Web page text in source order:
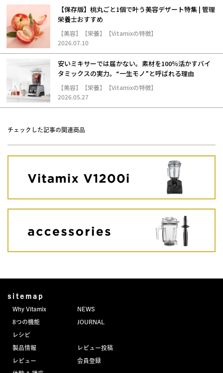
【保存版】桃丸ごと1個で叶う美容デザート特集 | 管理
栄養士おすすめ
【美容】【栄養】【Vitamixの特徴】
2026.07.10
安いミキサーでは届かない。素材を100％活かすバイ
タミックスの実力。“一生モノ”と呼ばれる理由
【美容】【栄養】【Vitamixの特徴】
2026.05.27
チェックした記事の関連商品
sitemap
Why Vitamix
8つの機能
レシピ
製品情報
レビュー
NEWS
JOURNAL
レビュー投稿
会員登録